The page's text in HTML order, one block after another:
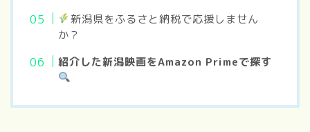
新潟県をふるさと納税で応援しません
か？
紹介した新潟映画をAmazon Primeで探す